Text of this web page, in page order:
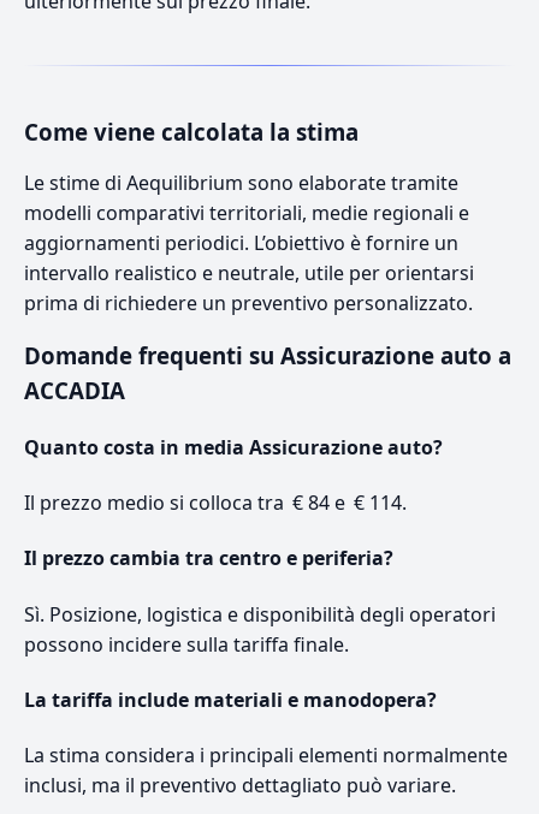
Come viene calcolata la stima
Le stime di Aequilibrium sono elaborate tramite
modelli comparativi territoriali, medie regionali e
aggiornamenti periodici. L’obiettivo è fornire un
intervallo realistico e neutrale, utile per orientarsi
prima di richiedere un preventivo personalizzato.
Domande frequenti su Assicurazione auto a
ACCADIA
Quanto costa in media Assicurazione auto?
Il prezzo medio si colloca tra € 84 e € 114.
Il prezzo cambia tra centro e periferia?
Sì. Posizione, logistica e disponibilità degli operatori
possono incidere sulla tariffa finale.
La tariffa include materiali e manodopera?
La stima considera i principali elementi normalmente
inclusi, ma il preventivo dettagliato può variare.